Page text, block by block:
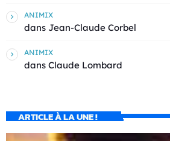
ANIMIX
dans Jean-Claude Corbel
ANIMIX
dans Claude Lombard
ARTICLE À LA UNE !